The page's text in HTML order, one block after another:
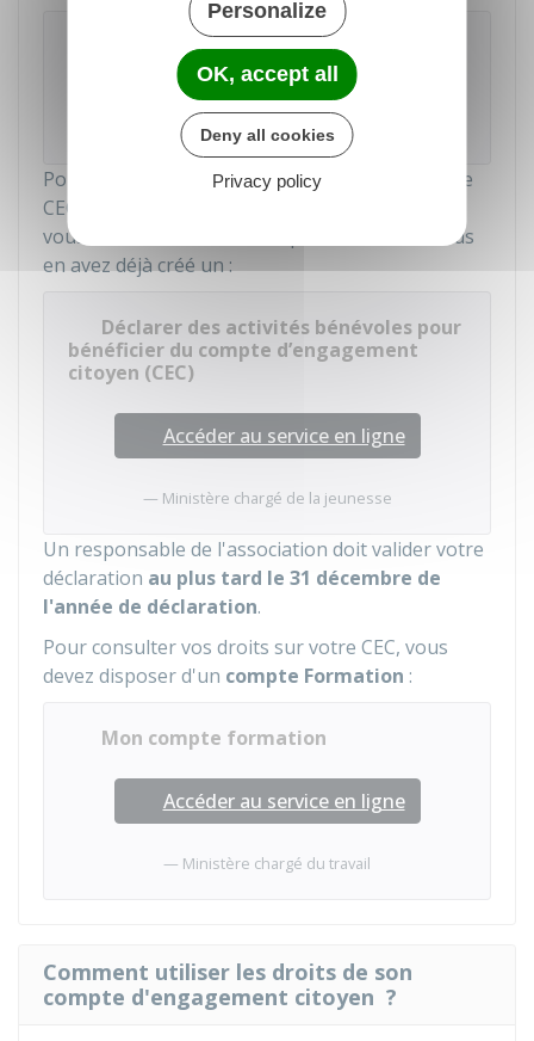
Si vous avez effectué des missions dans
plusieurs associations, vous devez effectuer
une déclaration pour chacune d'elles.
Pour déclarer vos activités ouvrant des droits de
CEC, vous devez créer un
vous connecter à votre compte Bénévole si vous
en avez déjà créé un :
Déclarer des activités bénévoles pour
bénéficier du compte d’engagement
citoyen (CEC)
Accéder au service en ligne
Ministère chargé de la jeunesse
Un responsable de l'association doit valider votre
déclaration au plus tard le 31 décembre de
l'année de déclaration.
Pour consulter vos droits sur votre CEC, vous
devez disposer d'un compte Formation :
Mon compte formation
Accéder au service en ligne
Ministère chargé du travail
Comment utiliser les droits de son
compte d'engagement citoyen ?
Personalize
OK, accept all
Deny all cookies
Privacy policy